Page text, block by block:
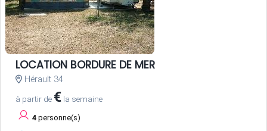
LOCATION BORDURE DE MER
Hérault 34
à partir de € la semaine
4 personne(s)